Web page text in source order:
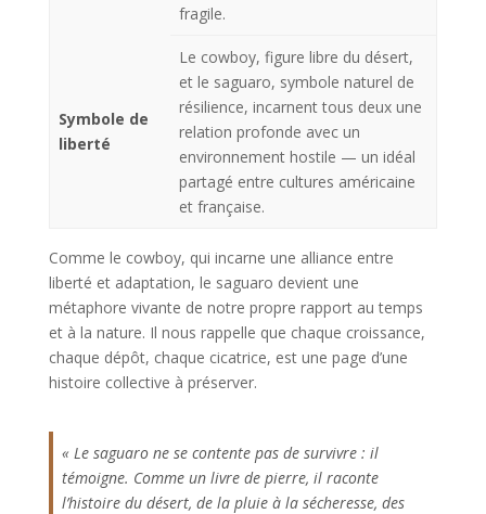
fragile.
Symbole de
liberté
Le cowboy, figure libre du désert,
et le saguaro, symbole naturel de
résilience, incarnent tous deux une
relation profonde avec un
environnement hostile — un idéal
partagé entre cultures américaine
et française.
Comme le cowboy, qui incarne une alliance entre
liberté et adaptation, le saguaro devient une
métaphore vivante de notre propre rapport au temps
et à la nature. Il nous rappelle que chaque croissance,
chaque dépôt, chaque cicatrice, est une page d’une
histoire collective à préserver.
« Le saguaro ne se contente pas de survivre : il
témoigne. Comme un livre de pierre, il raconte
l’histoire du désert, de la pluie à la sécheresse, des